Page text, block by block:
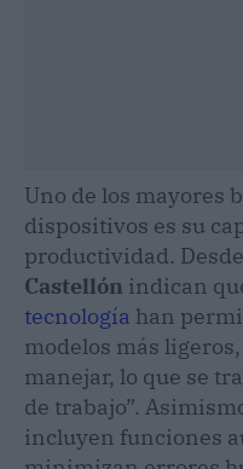
Uno de los mayores
dispositivos es su
productividad.
Castellón indican
tecnología han
modelos más
manejar, lo que se
de trabajo”.
incluyen funciones